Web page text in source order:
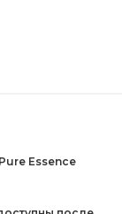
Essence